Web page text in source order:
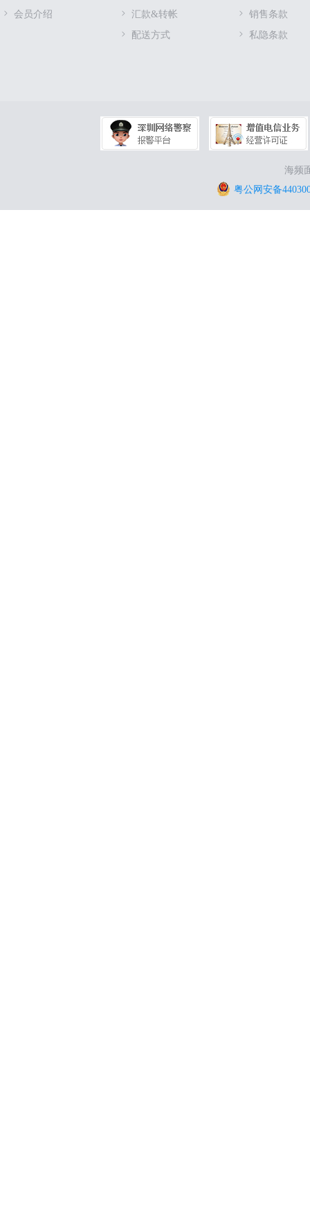
会员介绍
汇款&转帐
配送方式
销售条款
私隐条款
海频
粤公网安备